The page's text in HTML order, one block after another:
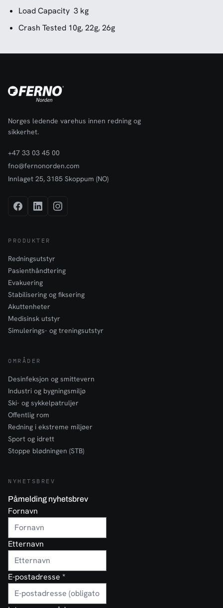
Load Capacity 3 kg
Crash Tested 10g, 22g, 26g
Norges ledende varehus innen redning og
sikkerhet.
+47 33 03 45 00
fno@fernonorden.com
Innlaget 25, 3185 Skoppum (NO)
PRODUKTER
Redningsutstyr
Pasienthåndtering
Evakuering
Stabilisering og fiksering
Akuttenheter
Medisinsk utstyr
Simulerings- og treningsutstyr
OMRÅDER
Desinfeksjon og smittevern
Industri og bygningsmiljø
Ski- og sykkelpatruljer
Offentlig rom
Redning i ekstreme miljøer
Sport og idrett
Stoppe blødningen (STB)
NYHETSBREV
Påmelding nyhetsbrev
Fornavn
Etternavn
E-postadresse *